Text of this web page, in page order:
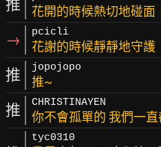
推 花開的時候熱切地碰面
→ pcicli
花謝的時候靜靜地守護
推 jopojopo
推~
推 CHRISTINAYEN
你不會孤單的 我們一直
tyc0310